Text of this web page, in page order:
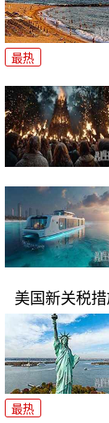
最热
美国新关税
最热